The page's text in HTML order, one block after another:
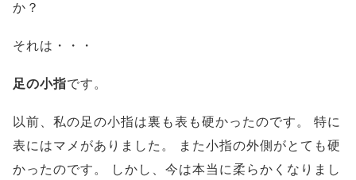
か？
それは・・・
足の小指です。
以前、私の足の小指は裏も表も硬かったのです。
特に
表にはマメがありました。
また小指の外側がとても硬
かったのです。
しかし、今は本当に柔らかくなりまし